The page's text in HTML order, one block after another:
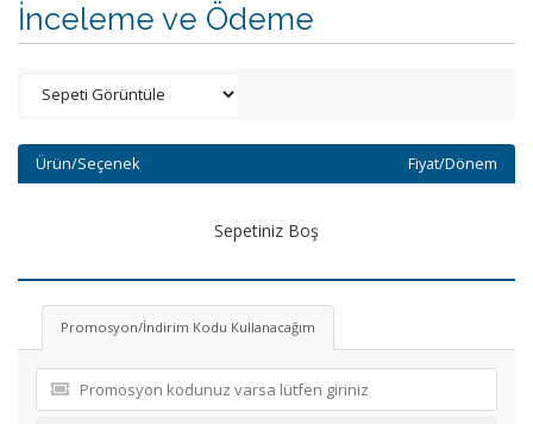
İnceleme ve Ödeme
Ürün/Seçenek Fiyat/Dönem
Sepetiniz Boş
Promosyon/İndirim Kodu Kullanacağım